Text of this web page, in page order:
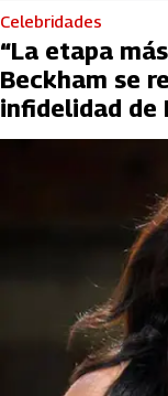
Celebridades
“La etapa
Beckham se
infidelidad de